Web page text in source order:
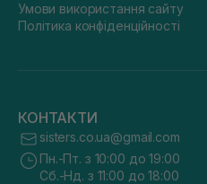
Умови використання сайту
Політика конфіденційності
КОНТАКТИ
sisters.co.ua@gmail.com
Пн.-Пт. з 10:00 до 19:00
Сб.-Нд. з 11:00 до 18:00